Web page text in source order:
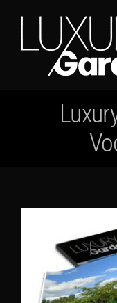
inhoud
grotere
afbeelding